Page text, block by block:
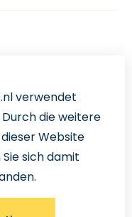
verwendet
Durch die weitere
Website
sich damit